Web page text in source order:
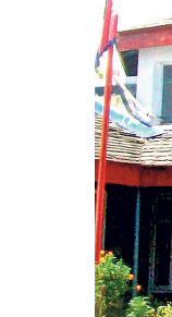
अन्तराष्ट्रिय
अन्तरबार्ता